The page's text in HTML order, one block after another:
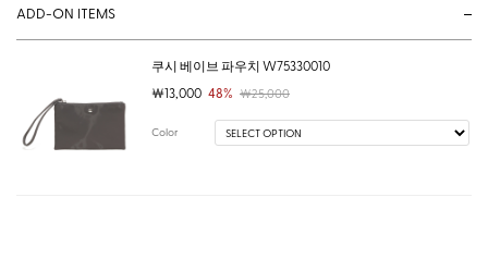
ADD-ON ITEMS
쿠시 베이브 파우치 W75330010
￦13,000 48% ￦25,000
Color